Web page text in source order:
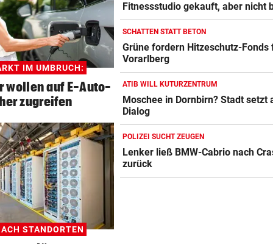
IM UMBRUCH:
wollen auf E-Auto-
zugreifen
STANDORTEN
Fitnessstudio gekauft, aber nicht
SCHATTEN STATT BETON
Grüne fordern Hitzeschutz-Fonds
Vorarlberg
ATIB WILL KUTURZENTRUM
Moschee in Dornbirn? Stadt setzt
Dialog
POLIZEI SUCHT ZEUGEN
Lenker ließ BMW-Cabrio nach
zurück